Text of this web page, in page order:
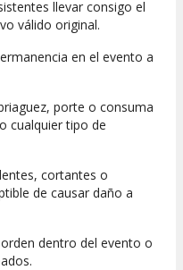
llevar consigo el
válido original.
en el evento a
porte o consuma
cualquier tipo de
cortantes o
de causar daño a
dentro del evento o